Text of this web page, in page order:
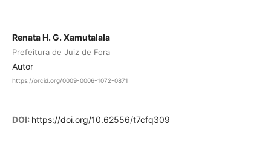
Renata H. G. Xamutalala
Prefeitura de Juiz de Fora
Autor
https://orcid.org/0009-0006-1072-0871
DOI: https://doi.org/10.62556/t7cfq309